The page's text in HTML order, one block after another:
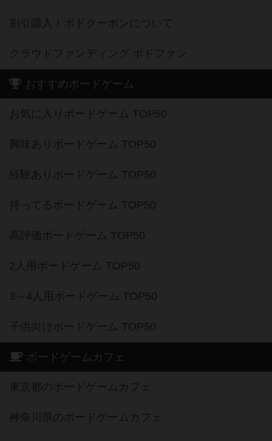
割引購入！ボドクーポンについて
クラウドファンディング ボドファン
おすすめボードゲーム
お気に入りボードゲーム TOP50
興味ありボードゲーム TOP50
経験ありボードゲーム TOP50
持ってるボードゲーム TOP50
高評価ボードゲーム TOP50
2人用ボードゲーム TOP50
3～4人用ボードゲーム TOP50
子供向けボードゲーム TOP50
ボードゲームカフェ
東京都のボードゲームカフェ
神奈川県のボードゲームカフェ